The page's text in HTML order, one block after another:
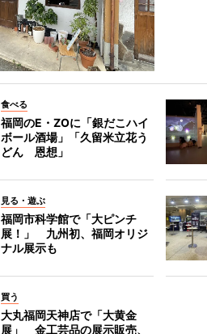
食べる
福岡のE・ZOに「銀だこハイ
ボール酒場」「久留米立花う
どん 恩想」
見る・遊ぶ
福岡市科学館で「大ピンチ
展！」 九州初、福岡オリジ
ナル展示も
買う
大丸福岡天神店で「大黄金
展」 金工芸品の展示販売、